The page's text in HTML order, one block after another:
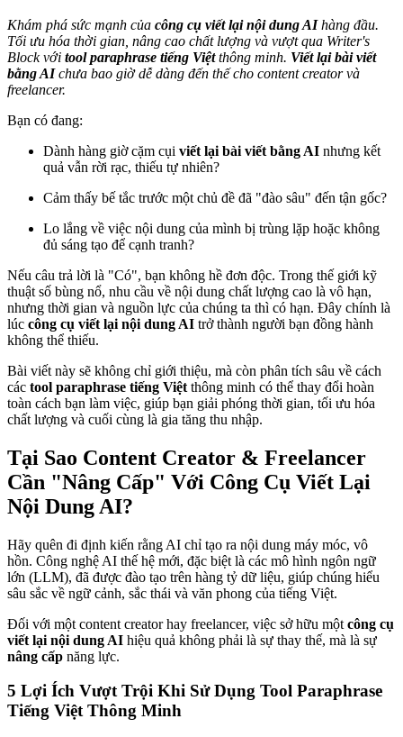
Khám phá sức mạnh của công cụ viết lại nội dung AIhàng đầu.
Tối ưu hóa thời gian, nâng cao chất lượng và vượt qua Writer's
Block với tool paraphrase tiếng Việtthông minh. Viết lại bài viết
bằng AIchưa bao giờ dễ dàng đến thế cho content creator và
freelancer.
Bạn có đang:
Dành hàng giờ cặm cụi viết lại bài viết bằng AI nhưng kết
quả vẫn rời rạc, thiếu tự nhiên?
Cảm thấy bế tắc trước một chủ đề đã "đào sâu" đến tận gốc?
Lo lắng về việc nội dung của mình bị trùng lặp hoặc không
đủ sáng tạo để cạnh tranh?
Nếu câu trả lời là "Có", bạn không hề đơn độc. Trong thế giới kỹ
thuật số bùng nổ, nhu cầu về nội dung chất lượng cao là vô hạn,
nhưng thời gian và nguồn lực của chúng ta thì có hạn. Đây chính là
lúc công cụ viết lại nội dung AI trở thành người bạn đồng hành
không thể thiếu.
Bài viết này sẽ không chỉ giới thiệu, mà còn phân tích sâu về cách
các tool paraphrase tiếng Việt thông minh có thể thay đổi hoàn
toàn cách bạn làm việc, giúp bạn giải phóng thời gian, tối ưu hóa
chất lượng và cuối cùng là gia tăng thu nhập.
Tại Sao Content Creator & Freelancer
Cần "Nâng Cấp" Với Công Cụ Viết Lại
Nội Dung AI?
Hãy quên đi định kiến rằng AI chỉ tạo ra nội dung máy móc, vô
hồn. Công nghệ AI thế hệ mới, đặc biệt là các mô hình ngôn ngữ
lớn (LLM), đã được đào tạo trên hàng tỷ dữ liệu, giúp chúng hiểu
sâu sắc về ngữ cảnh, sắc thái và văn phong của tiếng Việt.
Đối với một content creator hay freelancer, việc sở hữu một công cụ
viết lại nội dung AI hiệu quả không phải là sự thay thế, mà là sự
nâng cấp năng lực.
5 Lợi Ích Vượt Trội Khi Sử Dụng Tool Paraphrase
Tiếng Việt Thông Minh